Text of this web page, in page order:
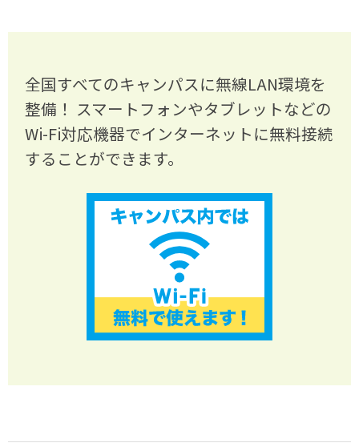
全国すべてのキャンパスに無線LAN環境を
整備！ スマートフォンやタブレットなどの
Wi-Fi対応機器でインターネットに無料接続
することができます。